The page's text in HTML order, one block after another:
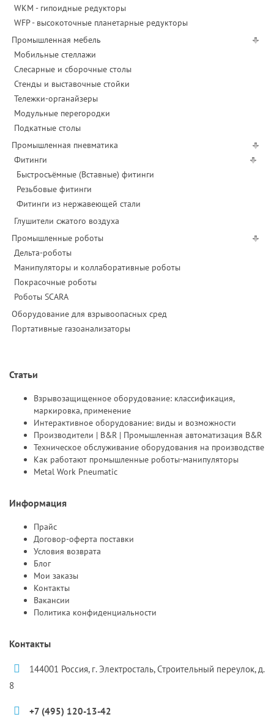
WKM - гипоидные редукторы
WFP - высокоточные планетарные редукторы
Промышленная мебель
Мобильные стеллажи
Слесарные и сборочные столы
Стенды и выставочные стойки
Тележки-органайзеры
Модульные перегородки
Подкатные столы
Промышленная пневматика
Фитинги
Быстросъёмные (Вставные) фитинги
Резьбовые фитинги
Фитинги из нержавеющей стали
Глушители сжатого воздуха
Промышленные роботы
Дельта-роботы
Манипуляторы и коллаборативные роботы
Покрасочные роботы
Роботы SCARA
Оборудование для взрывоопасных сред
Портативные газоанализаторы
Статьи
Взрывозащищенное оборудование: классификация,
маркировка, применение
Интерактивное оборудование: виды и возможности
Производители | B&R | Промышленная автоматизация B&R
Техническое обслуживание оборудования на производстве
Как работают промышленные роботы-манипуляторы
Metal Work Pneumatic
Информация
Прайс
Договор-оферта поставки
Условия возврата
Блог
Мои заказы
Контакты
Вакансии
Политика конфиденциальности
Контакты
144001 Россия, г. Электросталь, Строительный переулок, д.
8
+7 (495) 120-13-42